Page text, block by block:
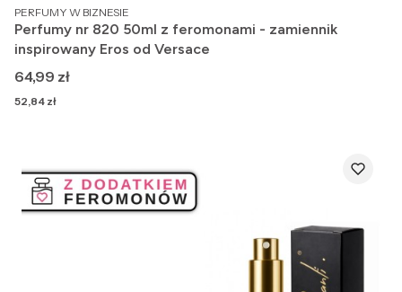
PRODUCENT
PERFUMY W BIZNESIE
Perfumy nr 820 50ml z feromonami - zamiennik
inspirowany Eros od Versace
Cena
64,99 zł
Cena
52,84 zł